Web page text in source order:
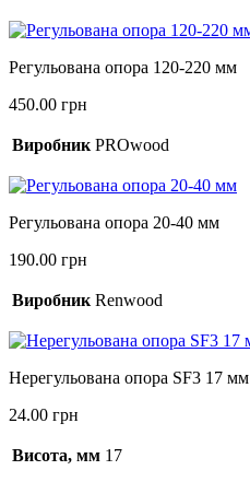
Регульована опора 120-220 мм
450.00 грн
Виробник PROwood
Регульована опора 20-40 мм
190.00 грн
Виробник Renwood
Нерегульована опора SF3 17 мм
24.00 грн
Висота, мм 17